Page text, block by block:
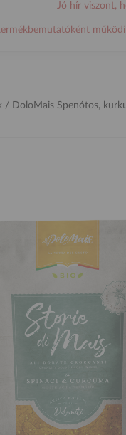
Jó hír viszont,
/ DoloMais Spenótos,